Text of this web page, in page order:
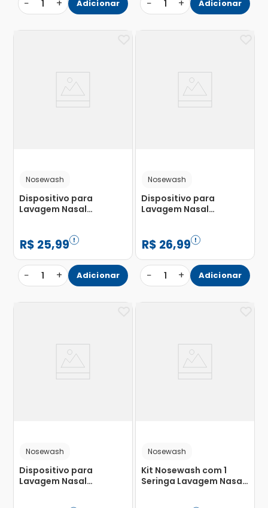
− 1 + Adicionar − 1 + Adicionar
Nosewash
Dispositivo para
Lavagem Nasal
R$ 25,99
− 1 + Adicionar
Nosewash
Dispositivo para
Lavagem Nasal
R$ 26,99
− 1 + Adicionar
Nosewash
Dispositivo para
Lavagem Nasal
Nosewash
Kit Nosewash com 1
Seringa Lavagem Nasal